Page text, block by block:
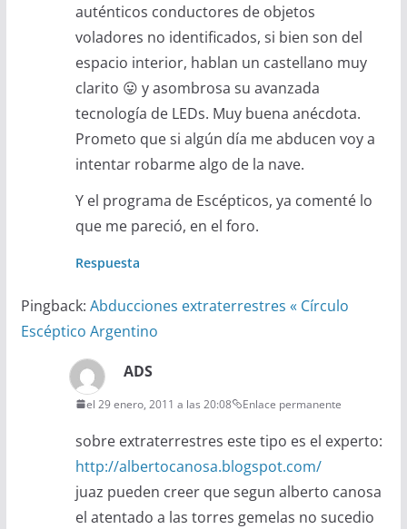
auténticos conductores de objetos
voladores no identificados, si bien son del
espacio interior, hablan un castellano muy
clarito 😛 y asombrosa su avanzada
tecnología de LEDs. Muy buena anécdota.
Prometo que si algún día me abducen voy a
intentar robarme algo de la nave.
Y el programa de Escépticos, ya comenté lo
que me pareció, en el foro.
Respuesta
Pingback: Abducciones extraterrestres « Círculo
Escéptico Argentino
ADS
el 29 enero, 2011 a las 20:08 Enlace permanente
sobre extraterrestres este tipo es el experto:
http://albertocanosa.blogspot.com/
juaz pueden creer que segun alberto canosa
el atentado a las torres gemelas no sucedio